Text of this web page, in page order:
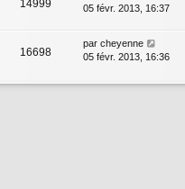
14999
05 févr. 2013, 16:37
16698
par cheyenne
05 févr. 2013, 16:36